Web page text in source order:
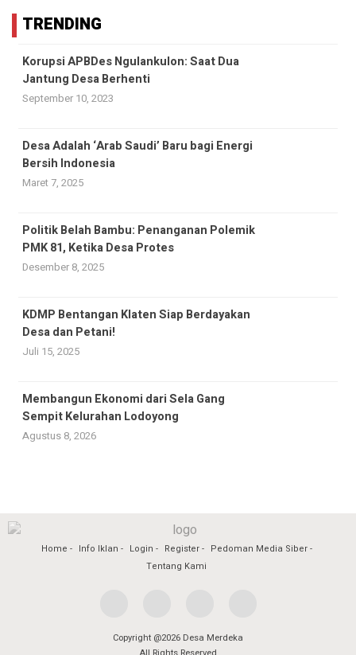
TRENDING
Korupsi APBDes Ngulankulon: Saat Dua
Jantung Desa Berhenti
September 10, 2023
Desa Adalah ‘Arab Saudi’ Baru bagi Energi
Bersih Indonesia
Maret 7, 2025
Politik Belah Bambu: Penanganan Polemik
PMK 81, Ketika Desa Protes
Desember 8, 2025
KDMP Bentangan Klaten Siap Berdayakan
Desa dan Petani!
Juli 15, 2025
Membangun Ekonomi dari Sela Gang
Sempit Kelurahan Lodoyong
Agustus 8, 2026
Home Info Iklan Login Register
Pedoman Media Siber
Tentang Kami
Copyright @2026 Desa Merdeka